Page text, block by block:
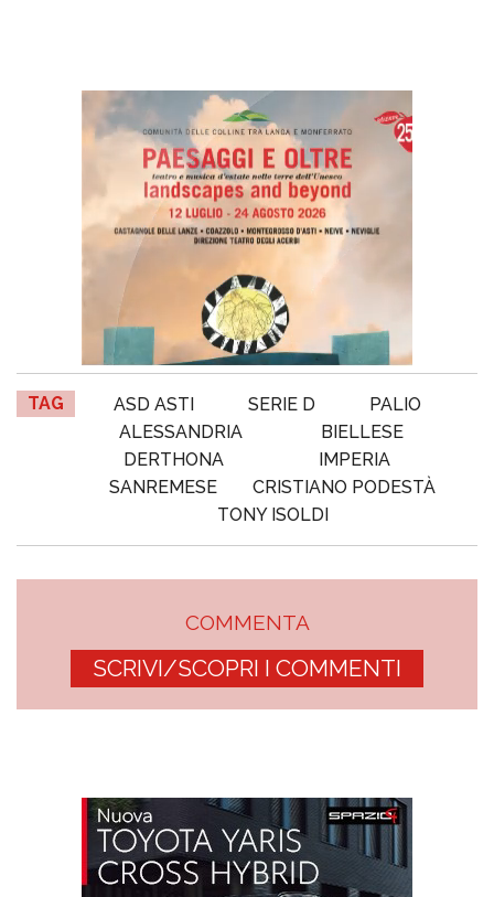
TAG ASD ASTI SERIE D
PALIO
ALESSANDRIA
BIELLESE
DERTHONA
IMPERIA
SANREMESE
CRISTIANO PODESTÀ
TONY ISOLDI
COMMENTA
SCRIVI/SCOPRI I COMMENTI